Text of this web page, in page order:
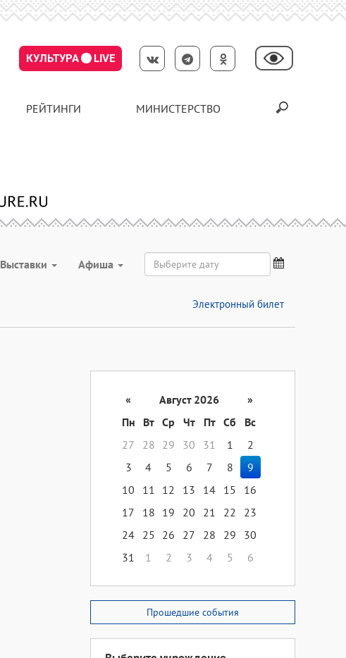
КУЛЬТУРА LIVE
РЕЙТИНГИ МИНИСТЕРСТВО
Выставки Aфиша
Электронный билет
« Август 2026
»
Пн
Вт Ср Чт Пт Сб
Вс
27
28 29 30 31 1
2
3
4 5 6 7 8
9
10
11 12 13 14 15
16
17
18 19 20 21 22
23
24 25 26 27 28 29
30
31
1 2 3 4 5 6
Прошедшие события